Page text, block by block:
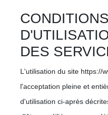
DES
L'utilisation du site https://
l'acceptation pleine et
d'utilisation ci-après